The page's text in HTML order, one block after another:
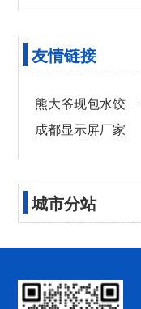
友情链接
熊大爷现包水饺
成都显示屏厂家
城市分站